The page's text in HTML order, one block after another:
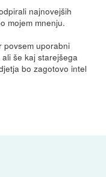
najnovejših
mojem mnenju.
povsem uporabni
še kaj starejšega
bo zagotovo intel